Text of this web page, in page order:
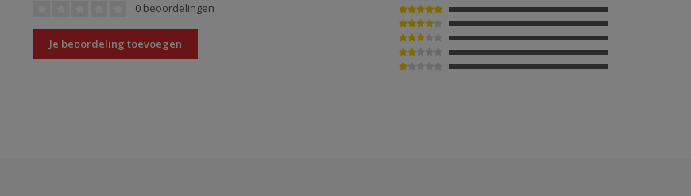
0 beoordelingen
Je beoordeling toevoegen